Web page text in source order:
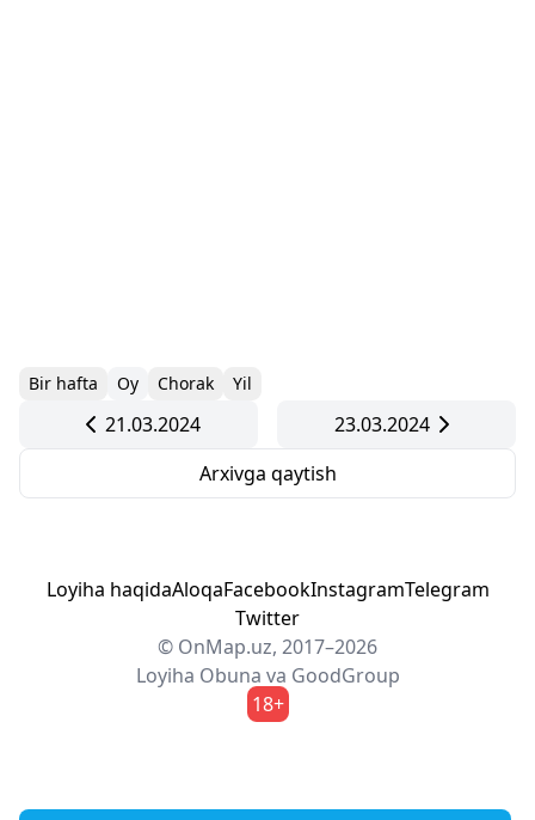
Bir hafta Oy Chorak Yil
21.03.2024
23.03.2024
Arxivga qaytish
Loyiha haqidaAloqaFacebookInstagramTelegram
Twitter
© OnMap.uz, 2017–2026
Loyiha Obuna va GoodGroup
18+